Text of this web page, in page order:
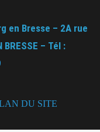
en Bresse – 2A rue
BRESSE – Tél :
DU SITE